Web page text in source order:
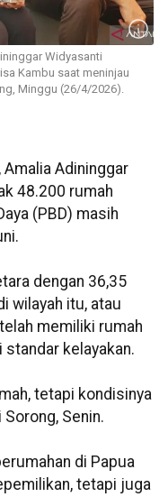
Widyasanti
Kambu saat meninjau
Minggu (26/4/2026).
Adininggar
48.200 rumah
(PBD) masih
dengan 36,35
wilayah itu, atau
memiliki rumah
kelayakan.
tetapi kondisinya
Sorong, Senin.
di Papua
tetapi juga